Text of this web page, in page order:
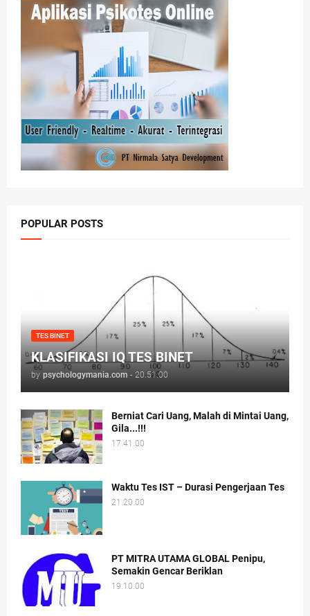
POPULAR POSTS
TES BINET
KLASIFIKASI IQ TES BINET
by psychologymania.com - 20.51.00
Berniat Cari Uang, Malah di Mintai Uang,
Gila...!!!
17.41.00
Waktu Tes IST – Durasi Pengerjaan Tes
21.20.00
PT MITRA UTAMA GLOBAL Penipu,
Semakin Gencar Beriklan
19.10.00